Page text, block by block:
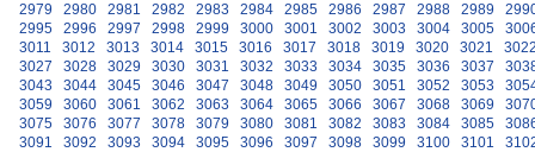
2979
2980 2981 2982 2983 2984 2985 2986 2987 2988 2989
2995
2996 2997 2998 2999 3000 3001 3002 3003 3004 3005
3011
3012 3013 3014 3015 3016 3017 3018 3019 3020 3021
3027
3028 3029 3030 3031 3032 3033 3034 3035 3036 3037
3043
3044 3045 3046 3047 3048 3049 3050 3051 3052 3053
3059
3060 3061 3062 3063 3064 3065 3066 3067 3068 3069
3075
3076 3077 3078 3079 3080 3081 3082 3083 3084 3085
3091
3092 3093 3094 3095 3096 3097 3098 3099 3100 3101